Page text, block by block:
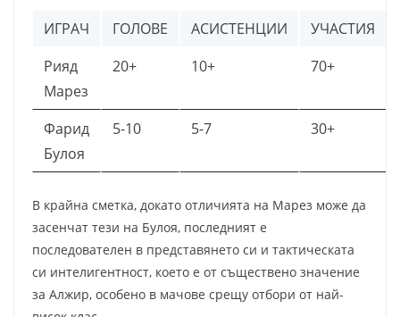
ИГРАЧ ГОЛОВЕ АСИСТЕНЦИИ
УЧАСТИЯ
Рияд
Марез
20+ 10+ 70+
Фарид
Булоя
5-10 5-7 30+
В крайна сметка, докато отличията на Марез може да
засенчат тези на Булоя, последният е
последователен в представянето си и тактическата
си интелигентност, което е от съществено значение
за Алжир, особено в мачове срещу отбори от най-